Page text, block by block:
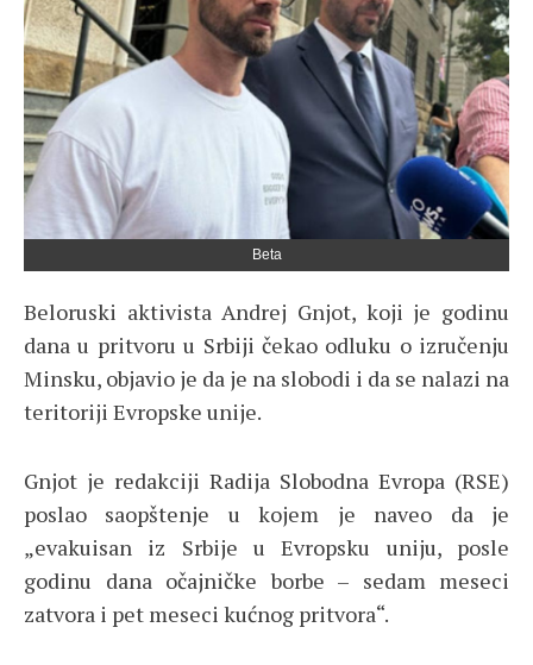
Beta
Beloruski aktivista Andrej Gnjot, koji je godinu
dana u pritvoru u Srbiji čekao odluku o izručenju
Minsku, objavio je da je na slobodi i da se nalazi na
teritoriji Evropske unije.
Gnjot je redakciji Radija Slobodna Evropa (RSE)
poslao saopštenje u kojem je naveo da je
„evakuisan iz Srbije u Evropsku uniju, posle
godinu dana očajničke borbe – sedam meseci
zatvora i pet meseci kućnog pritvora“.